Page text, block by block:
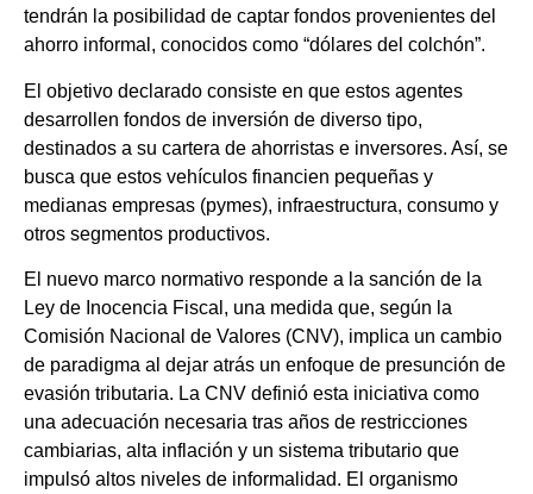
tendrán la posibilidad de captar fondos provenientes del
ahorro informal, conocidos como “dólares del colchón”.
El objetivo declarado consiste en que estos agentes
desarrollen fondos de inversión de diverso tipo,
destinados a su cartera de ahorristas e inversores. Así, se
busca que estos vehículos financien pequeñas y
medianas empresas (pymes), infraestructura, consumo y
otros segmentos productivos.
El nuevo marco normativo responde a la sanción de la
Ley de Inocencia Fiscal, una medida que, según la
Comisión Nacional de Valores (CNV), implica un cambio
de paradigma al dejar atrás un enfoque de presunción de
evasión tributaria. La CNV definió esta iniciativa como
una adecuación necesaria tras años de restricciones
cambiarias, alta inflación y un sistema tributario que
impulsó altos niveles de informalidad. El organismo